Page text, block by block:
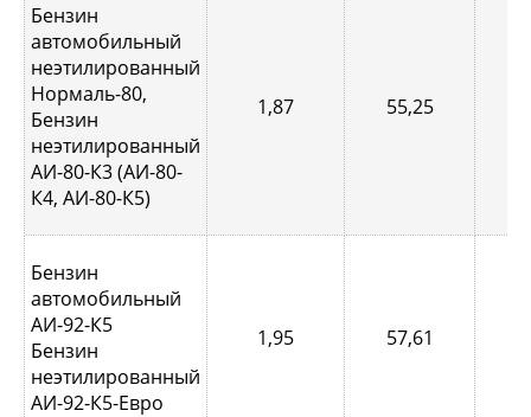
Бензин
автомобильный
неэтилированный
Нормаль-80,
Бензин
неэтилированный
АИ-80-К3 (АИ-80-
К4, АИ-80-К5)
1,87 55,25
Бензин
автомобильный
АИ-92-К5
Бензин
неэтилированный
АИ-92-К5-Евро
1,95 57,61